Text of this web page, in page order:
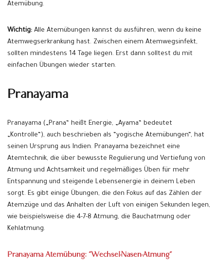
Atemübung.
Wichtig: Alle Atemübungen kannst du ausführen, wenn du keine
Atemwegserkrankung hast. Zwischen einem Atemwegsinfekt,
sollten mindestens 14 Tage liegen. Erst dann solltest du mit
einfachen Übungen wieder starten.
Pranayama
Pranayama („Prana“ heißt Energie, „Ayama“ bedeutet
„Kontrolle“), auch beschrieben als “yogische Atemübungen“, hat
seinen Ursprung aus Indien. Pranayama bezeichnet eine
Atemtechnik, die über bewusste Regulierung und Vertiefung von
Atmung und Achtsamkeit und regelmäßiges Üben für mehr
Entspannung und steigende Lebensenergie in deinem Leben
sorgt. Es gibt einige Übungen, die den Fokus auf das Zählen der
Atemzüge und das Anhalten der Luft von einigen Sekunden legen,
wie beispielsweise die 4-7-8 Atmung, die Bauchatmung oder
Kehlatmung.
Pranayama Atemübung: “Wechsel-Nasen-Atmung”